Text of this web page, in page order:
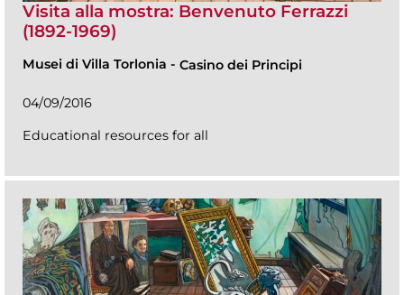
Visita alla mostra: Benvenuto Ferrazzi
(1892-1969)
Musei di Villa Torlonia - Casino dei Principi
04/09/2016
Educational resources for all